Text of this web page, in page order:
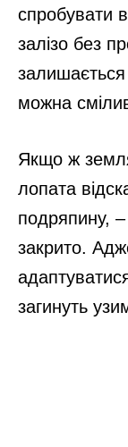
спробувати
залізо без
можна
Якщо ж
лопата
подряпину,
закрито.
загинуть